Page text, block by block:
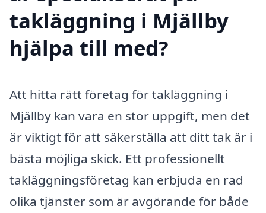
takläggning i Mjällby
hjälpa till med?
Att hitta rätt företag för takläggning i
Mjällby kan vara en stor uppgift, men det
är viktigt för att säkerställa att ditt tak är i
bästa möjliga skick. Ett professionellt
takläggningsföretag kan erbjuda en rad
olika tjänster som är avgörande för både